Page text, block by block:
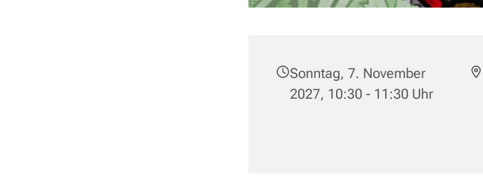
Sonntag, 7. November
2027, 10:30 - 11:30 Uhr